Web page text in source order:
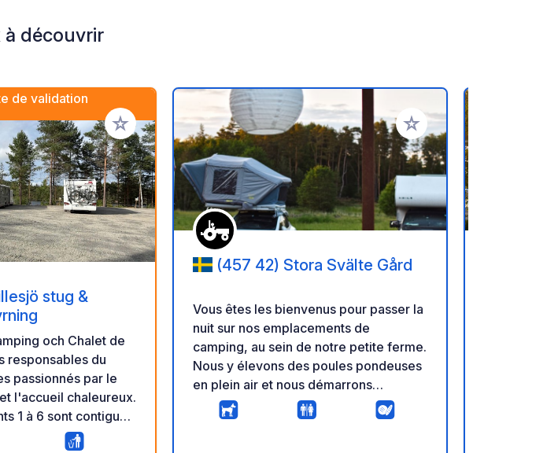
à découvrir
de validation
Ajouter à vos favoris
stug &
och Chalet de
passionnés par le
l'accueil chaleureux.
1 à 6 sont contigus,
7, légèrement
Ajouter à vos favoris
(457 42) Stora Svälte Gård
Vous êtes les bienvenus pour passer la
nuit sur nos emplacements de
camping, au sein de notre petite ferme.
Nous y élevons des poules pondeuses
en plein air et nous démarrons
également un élevage de poulets de
chair en plein air. De plus, nous avons